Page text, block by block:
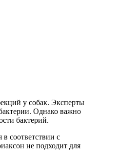
у собак. Эксперты
Однако важно
бактерий.
соответствии с
не подходит для